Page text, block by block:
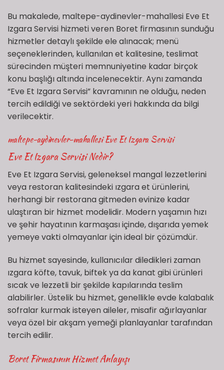
Bu makalede, maltepe-aydinevler-mahallesi Eve Et
Izgara Servisi hizmeti veren Boret firmasının sunduğu
hizmetler detaylı şekilde ele alınacak; menü
seçeneklerinden, kullanılan et kalitesine, teslimat
sürecinden müşteri memnuniyetine kadar birçok
konu başlığı altında incelenecektir. Aynı zamanda
“Eve Et Izgara Servisi” kavramının ne olduğu, neden
tercih edildiği ve sektördeki yeri hakkında da bilgi
verilecektir.
maltepe-aydinevler-mahallesi Eve Et Izgara Servisi
Eve Et Izgara Servisi Nedir?
Eve Et Izgara Servisi, geleneksel mangal lezzetlerini
veya restoran kalitesindeki ızgara et ürünlerini,
herhangi bir restorana gitmeden evinize kadar
ulaştıran bir hizmet modelidir. Modern yaşamın hızı
ve şehir hayatının karmaşası içinde, dışarıda yemek
yemeye vakti olmayanlar için ideal bir çözümdür.
Bu hizmet sayesinde, kullanıcılar diledikleri zaman
ızgara köfte, tavuk, biftek ya da kanat gibi ürünleri
sıcak ve lezzetli bir şekilde kapılarında teslim
alabilirler. Üstelik bu hizmet, genellikle evde kalabalık
sofralar kurmak isteyen aileler, misafir ağırlayanlar
veya özel bir akşam yemeği planlayanlar tarafından
tercih edilir.
Boret Firmasının Hizmet Anlayışı